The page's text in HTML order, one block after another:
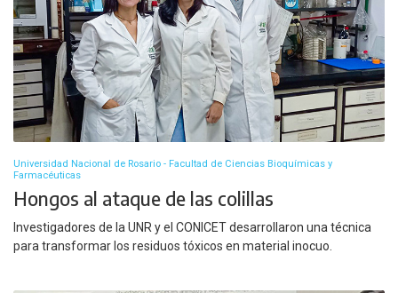
Universidad Nacional de Rosario - Facultad de Ciencias Bioquímicas y
Farmacéuticas
Hongos al ataque de las colillas
Investigadores de la UNR y el CONICET desarrollaron una técnica
para transformar los residuos tóxicos en material inocuo.